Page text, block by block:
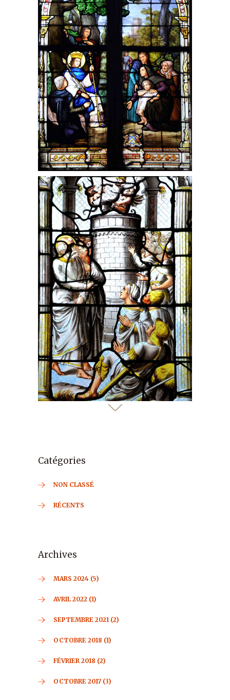
Catégories
NON CLASSÉ
RÉCENTS
Archives
MARS 2024 (5)
AVRIL 2022 (1)
SEPTEMBRE 2021 (2)
OCTOBRE 2018 (1)
FÉVRIER 2018 (2)
OCTOBRE 2017 (3)